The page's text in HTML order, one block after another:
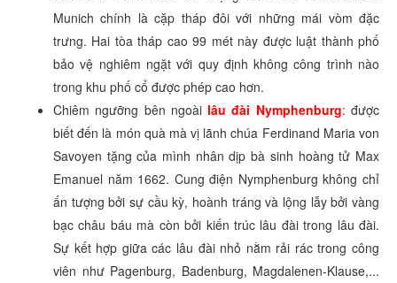
Munich chính là cặp tháp đôi với những mái vòm đặc
trưng. Hai tòa tháp cao 99 mét này được luật thành phố
bảo vệ nghiêm ngặt với quy định không công trình nào
trong khu phố cổ được phép cao hơn.
Chiêm ngưỡng bên ngoài lâu đài Nymphenburg: được
biết đến là món quà mà vị lãnh chúa Ferdinand Maria von
Savoyen tặng của mình nhân dịp bà sinh hoàng tử Max
Emanuel năm 1662. Cung điện Nymphenburg không chỉ
ấn tượng bởi sự cầu kỳ, hoành tráng và lộng lẫy bởi vàng
bạc châu báu mà còn bởi kiến trúc lâu đài trong lâu đài.
Sự kết hợp giữa các lâu đài nhỏ nằm rải rác trong công
viên như Pagenburg, Badenburg, Magdalenen-Klause,...